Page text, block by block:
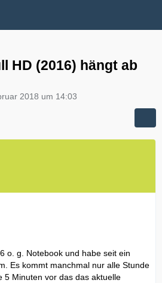
HD (2016) hängt ab
2018 um 14:03
o. g. Notebook und habe seit ein
Es kommt manchmal nur alle Stunde
5 Minuten vor das das aktuelle